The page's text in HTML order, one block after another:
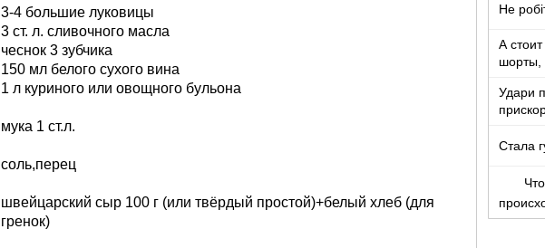
3-4 большие луковицы
3 ст. л. сливочного масла
чеснок 3 зубчика
150 мл белого сухого вина
1 л куриного или овощного бульона
мука 1 ст.л.
соль,перец
швейцарский сыр 100 г (или твёрдый простой)+белый хлеб (для
гренок)
Не
А
шорты,
Удари
Стала